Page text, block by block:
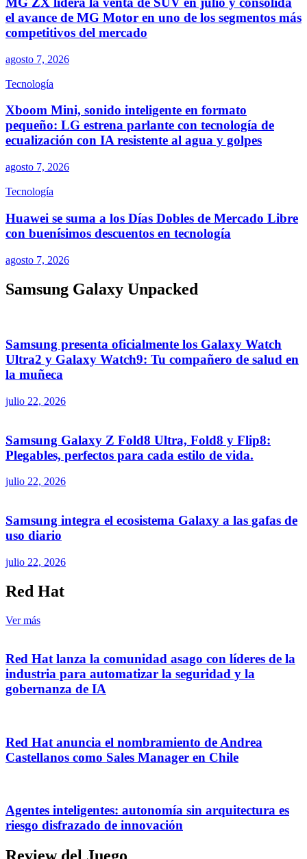
el avance de MG Motor en uno de los segmentos más
competitivos del mercado
agosto 7, 2026
Tecnología
Xboom Mini, sonido inteligente en formato
pequeño: LG estrena parlante con tecnología de
ecualización con IA resistente al agua y golpes
agosto 7, 2026
Tecnología
Huawei se suma a los Días Dobles de Mercado Libre
con buenísimos descuentos en tecnología
agosto 7, 2026
Samsung Galaxy Unpacked
Samsung presenta oficialmente los Galaxy Watch
Ultra2 y Galaxy Watch9: Tu compañero de salud en
la muñeca
julio 22, 2026
Samsung Galaxy Z Fold8 Ultra, Fold8 y Flip8:
Plegables, perfectos para cada estilo de vida.
julio 22, 2026
Samsung integra el ecosistema Galaxy a las gafas de
uso diario
julio 22, 2026
Red Hat
Ver más
Red Hat lanza la comunidad asago con líderes de la
industria para automatizar la seguridad y la
gobernanza de IA
Red Hat anuncia el nombramiento de Andrea
Castellanos como Sales Manager en Chile
Agentes inteligentes: autonomía sin arquitectura es
riesgo disfrazado de innovación